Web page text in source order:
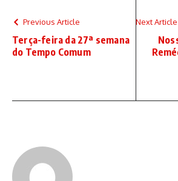
Previous Article
Terça-feira da 27ª semana
do Tempo Comum
Next Article